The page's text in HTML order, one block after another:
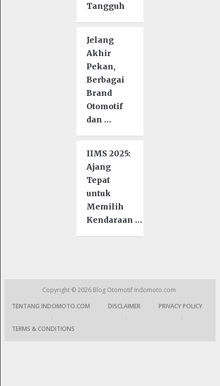
Tangguh
Jelang
Akhir
Pekan,
Berbagai
Brand
Otomotif
dan …
IIMS 2025:
Ajang
Tepat
untuk
Memilih
Kendaraan …
Copyright © 2026 Blog Otomotif Indomoto.com
TENTANG INDOMOTO.COM
DISCLAIMER
PRIVACY POLICY
TERMS & CONDITIONS